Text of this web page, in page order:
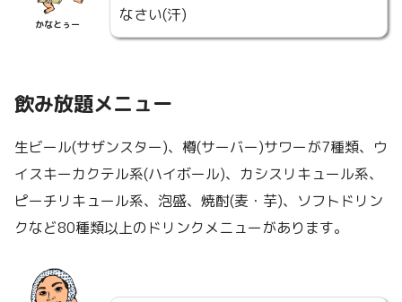
かなとぅー
なさい(汗)
飲み放題メニュー
生ビール(サザンスター)、樽(サーバー)サワーが7種類、ウ
イスキーカクテル系(ハイボール)、カシスリキュール系、
ピーチリキュール系、泡盛、焼酎(麦・芋)、ソフトドリン
クなど80種類以上のドリンクメニューがあります。